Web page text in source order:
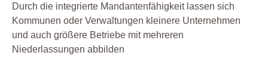
Durch die integrierte Mandantenfähigkeit lassen sich
Kommunen oder Verwaltungen kleinere Unternehmen
und auch größere Betriebe mit mehreren
Niederlassungen abbilden